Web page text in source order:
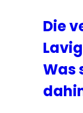
Die
Was